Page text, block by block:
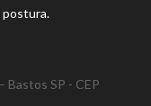
postura.
Bastos SP - CEP